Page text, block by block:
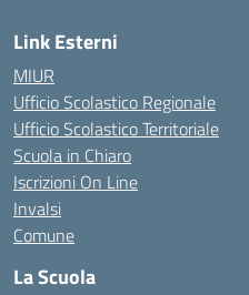
Link Esterni
MIUR
Ufficio Scolastico Regionale
Ufficio Scolastico Territoriale
Scuola in Chiaro
Iscrizioni On Line
Invalsi
Comune
La Scuola